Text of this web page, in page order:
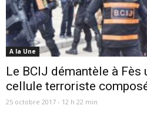
A la Une
Le BCIJ démantèle à Fès
cellule terroriste
25 octobre 2017 - 12 h 22 min